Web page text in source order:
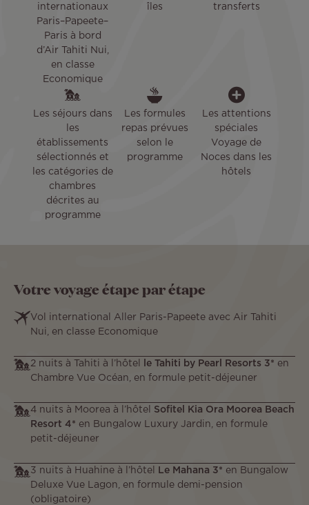
internationaux
Paris–Papeete–
Paris à bord
d’Air Tahiti Nui,
en classe
Economique
îles
transferts
Les séjours dans
les
établissements
sélectionnés et
les catégories de
chambres
décrites au
programme
Les formules
repas prévues
selon le
programme
Les attentions
spéciales
Voyage de
Noces dans les
hôtels
Votre voyage étape par étape
Vol international Aller Paris-Papeete avec Air Tahiti
Nui, en classe Economique
2 nuits à Tahiti à l’hôtel le Tahiti by Pearl Resorts 3* en
Chambre Vue Océan, en formule petit-déjeuner
4 nuits à Moorea à l’hôtel Sofitel Kia Ora Moorea Beach
Resort 4* en Bungalow Luxury Jardin, en formule
petit-déjeuner
3 nuits à Huahine à l’hôtel Le Mahana 3* en Bungalow
Deluxe Vue Lagon, en formule demi-pension
(obligatoire)